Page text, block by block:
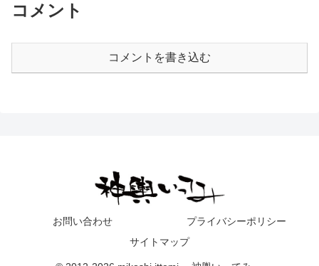
コメント
コメントを書き込む
お問い合わせ
プライバシーポリシー
サイトマップ